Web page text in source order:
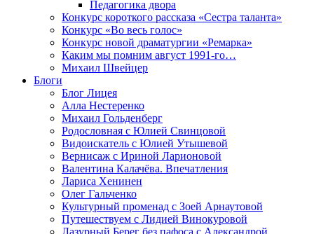
Педагогика двора
Конкурс короткого рассказа «Сестра таланта»
Конкурс «Во весь голос»
Конкурс новой драматургии «Ремарка»
Каким мы помним август 1991-го…
Михаил Швейцер
Блоги
Блог Лицея
Алла Нестеренко
Михаил Гольденберг
Родословная с Юлией Свинцовой
Видоискатель с Юлией Утышевой
Вернисаж с Ириной Ларионовой
Валентина Калачёва. Впечатления
Лариса Хенинен
Олег Гальченко
Культурный променад с Зоей Арнаутовой
Путешествуем с Лидией Винокуровой